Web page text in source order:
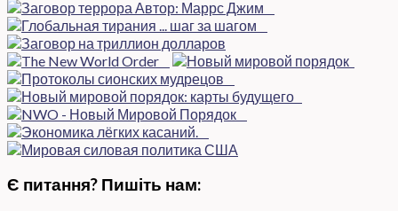
Є питання? Пишіть нам: